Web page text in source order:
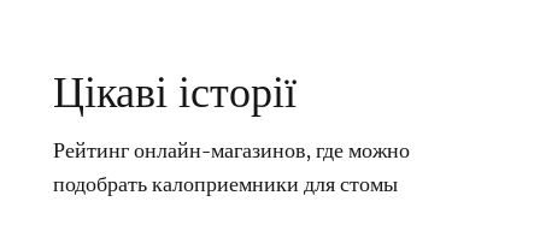
Цікаві історії
Рейтинг онлайн-магазинов, где можно
подобрать калоприемники для стомы